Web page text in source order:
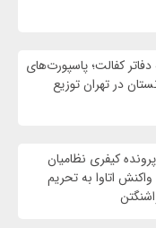
کفالت؛ پاسپورت‌های
در تهران توزیع
پرونده کیفری نظامیان
واکنش اتاوا به تحریم